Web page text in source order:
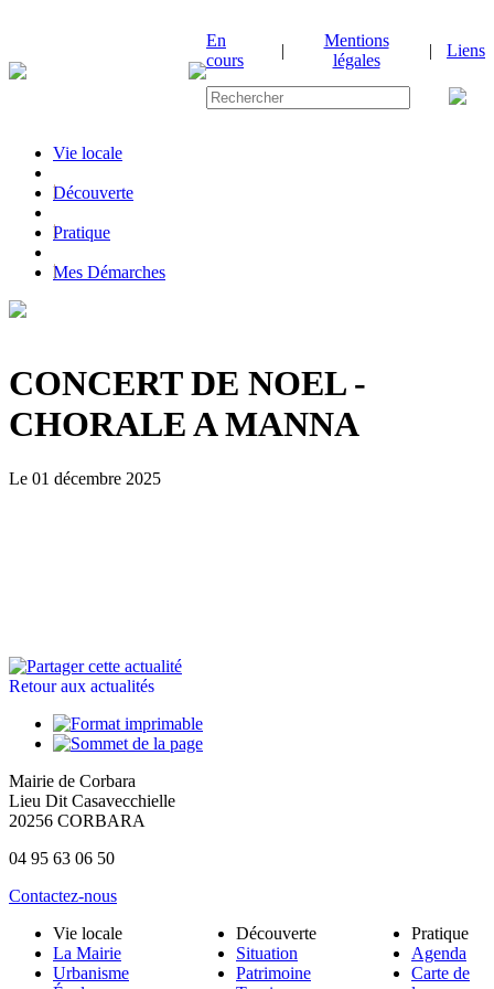
En
cours
|
Mentions
légales
| Liens
Vie locale
|Découverte
|Pratique
|Mes Démarches
CONCERT DE NOEL -
CHORALE A MANNA
Le 01 décembre 2025
Retour aux actualités
Mairie de Corbara
Lieu Dit Casavecchielle
20256 CORBARA
04 95 63 06 50
Contactez-nous
Vie locale
La Mairie
Urbanisme
Découverte
Situation
Patrimoine
Pratique
Agenda
Carte de